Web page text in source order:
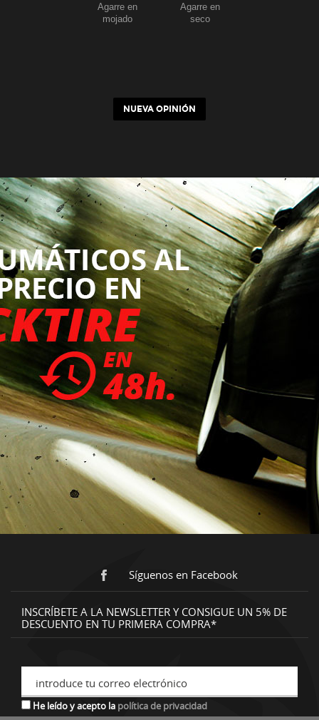
Agarre en
seco
Agarre en
mojado
NUEVA OPINIÓN
Síguenos en Facebook
INSCRÍBETE A LA NEWSLETTER Y CONSIGUE UN 5% DE
DESCUENTO EN TU PRIMERA COMPRA*
introduce tu correo electrónico
He leído y acepto la política de privacidad